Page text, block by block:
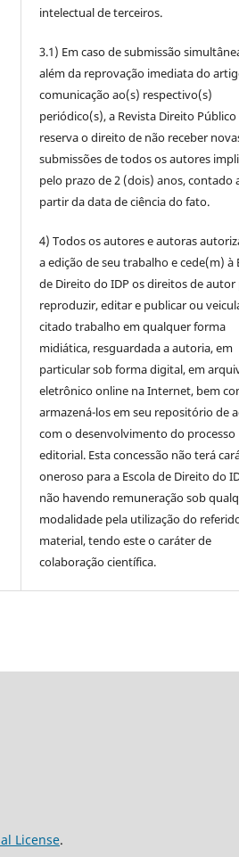
intelectual de terceiros.
3.1) Em caso de submissão
além da reprovação imediata do
comunicação ao(s) respectivo(s)
periódico(s), a Revista Direito Público
reserva o direito de não receber
submissões de todos os autores
pelo prazo de 2 (dois) anos, contado
partir da data de ciência do fato.
4) Todos os autores e autoras
a edição de seu trabalho e cede(m) à
de Direito do IDP os direitos de autor
reproduzir, editar e publicar ou
citado trabalho em qualquer forma
midiática, resguardada a autoria, em
particular sob forma digital, em
eletrônico online na Internet, bem
armazená-los em seu repositório de
com o desenvolvimento do processo
editorial. Esta concessão não terá
oneroso para a Escola de Direito do
não havendo remuneração sob
modalidade pela utilização do
material, tendo este o caráter de
colaboração científica.
License.